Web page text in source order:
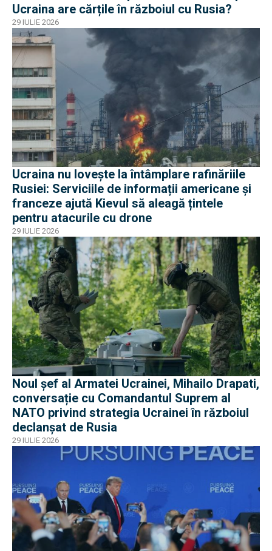
Ucraina are cărțile în războiul cu Rusia?
29 IULIE 2026
Ucraina nu lovește la întâmplare rafinăriile
Rusiei: Serviciile de informații americane și
franceze ajută Kievul să aleagă țintele
pentru atacurile cu drone
29 IULIE 2026
Noul șef al Armatei Ucrainei, Mihailo Drapati,
conversație cu Comandantul Suprem al
NATO privind strategia Ucrainei în războiul
declanșat de Rusia
29 IULIE 2026